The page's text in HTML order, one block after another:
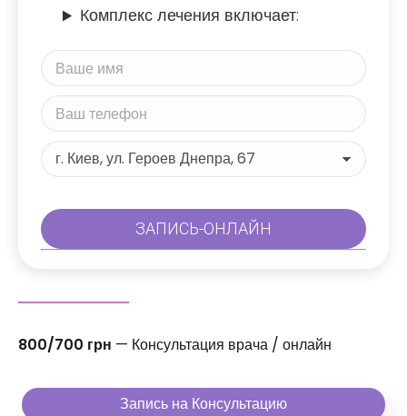
Комплекс лечения включает:
800/700 грн — Консультация врача / онлайн
Запись на Консультацию